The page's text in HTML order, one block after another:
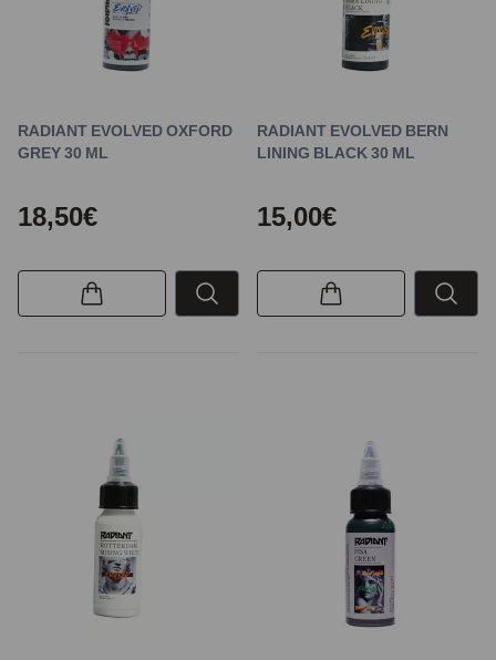
RADIANT EVOLVED OXFORD
GREY 30 ML
18,50€
RADIANT EVOLVED BERN
LINING BLACK 30 ML
15,00€